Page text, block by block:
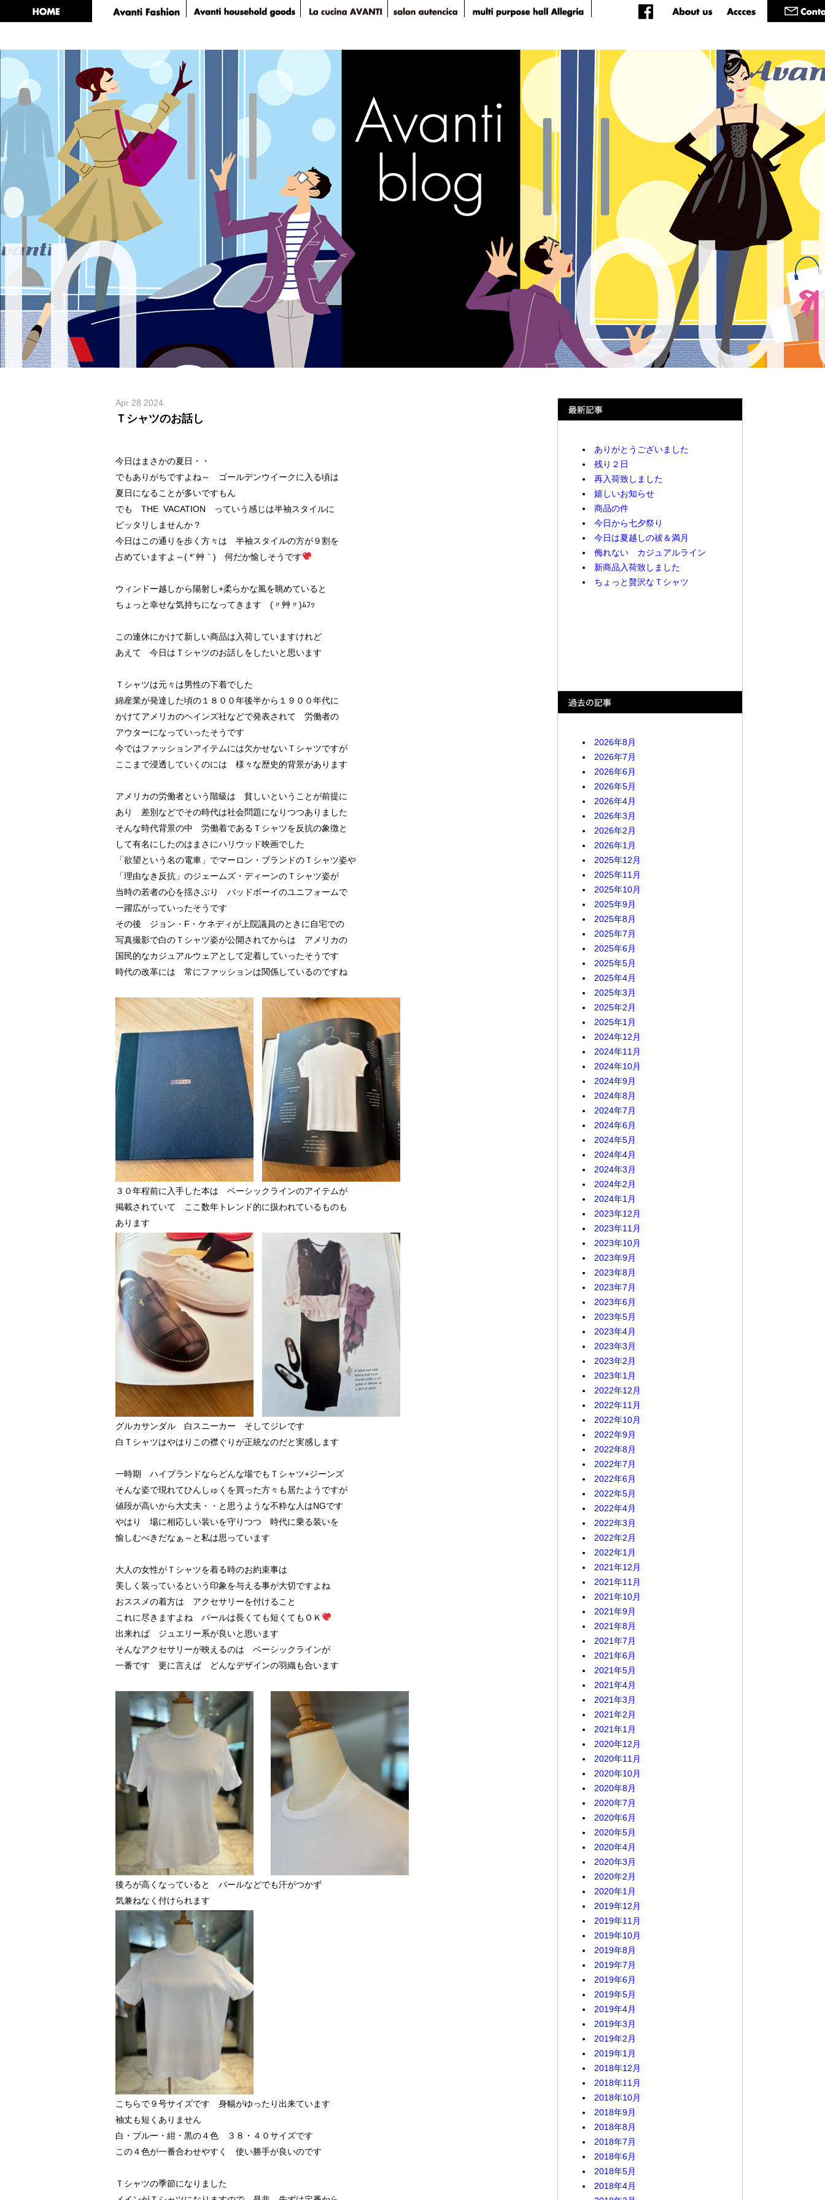
Apr 28 2024
Ｔシャツのお話し
今日はまさかの夏日・・
でもありがちですよね～ ゴールデンウイークに入る頃は
夏日になることが多いですもん
でも THE VACATION っていう感じは半袖スタイルに
ピッタリしませんか？
今日はこの通りを歩く方々は 半袖スタイルの方が９割を
占めていますよ～( *´艸｀) 何だか愉しそうです
ウィンドー越しから陽射し+柔らかな風を眺めていると
ちょっと幸せな気持ちになってきます (〃艸〃)ﾑﾌｯ
この連休にかけて新しい商品は入荷していますけれど
あえて 今日はＴシャツのお話しをしたいと思います
Ｔシャツは元々は男性の下着でした
綿産業が発達した頃の１８００年後半から１９００年代に
かけてアメリカのヘインズ社などで発表されて 労働者の
アウターになっていったそうです
今ではファッションアイテムには欠かせないＴシャツですが
ここまで浸透していくのには 様々な歴史的背景があります
アメリカの労働者という階級は 貧しいということが前提に
あり 差別などでその時代は社会問題になりつつありました
そんな時代背景の中 労働着であるＴシャツを反抗の象徴と
して有名にしたのはまさにハリウッド映画でした
「欲望という名の電車」でマーロン・ブランドのＴシャツ姿や
「理由なき反抗」のジェームズ・ディーンのＴシャツ姿が
当時の若者の心を揺さぶり バッドボーイのユニフォームで
一躍広がっていったそうです
その後 ジョン・F・ケネディが上院議員のときに自宅での
写真撮影で白のＴシャツ姿が公開されてからは アメリカの
国民的なカジュアルウェアとして定着していったそうです
時代の改革には 常にファッションは関係しているのですね
３０年程前に入手した本は ベーシックラインのアイテムが
掲載されていて ここ数年トレンド的に扱われているものも
あります
グルカサンダル 白スニーカー そしてジレです
白Ｔシャツはやはりこの襟ぐりが正統なのだと実感します
一時期 ハイブランドならどんな場でもＴシャツ+ジーンズ
そんな姿で現れてひんしゅくを買った方々も居たようですが
値段が高いから大丈夫・・と思うような不粋な人はNGです
やはり 場に相応しい装いを守りつつ 時代に乗る装いを
愉しむべきだなぁ～と私は思っています
大人の女性がＴシャツを着る時のお約束事は
美しく装っているという印象を与える事が大切ですよね
おススメの着方は アクセサリーを付けること
これに尽きますよね パールは長くても短くてもＯＫ
出来れば ジュエリー系が良いと思います
そんなアクセサリーが映えるのは ベーシックラインが
一番です 更に言えば どんなデザインの羽織も合います
後ろが高くなっていると パールなどでも汗がつかず
気兼ねなく付けられます
こちらで９号サイズです 身幅がゆったり出来ています
袖丈も短くありません
白・ブルー・紺・黒の４色 ３８・４０サイズです
この４色が一番合わせやすく 使い勝手が良いのです
Ｔシャツの季節になりました
ありがとうございました
残り２日
再入荷致しました
嬉しいお知らせ
商品の件
今日から七夕祭り
今日は夏越しの祓＆満月
侮れない カジュアルライン
新商品入荷致しました
ちょっと贅沢なＴシャツ
2026年8月
2026年7月
2026年6月
2026年5月
2026年4月
2026年3月
2026年2月
2026年1月
2025年12月
2025年11月
2025年10月
2025年9月
2025年8月
2025年7月
2025年6月
2025年5月
2025年4月
2025年3月
2025年2月
2025年1月
2024年12月
2024年11月
2024年10月
2024年9月
2024年8月
2024年7月
2024年6月
2024年5月
2024年4月
2024年3月
2024年2月
2024年1月
2023年12月
2023年11月
2023年10月
2023年9月
2023年8月
2023年7月
2023年6月
2023年5月
2023年4月
2023年3月
2023年2月
2023年1月
2022年12月
2022年11月
2022年10月
2022年9月
2022年8月
2022年7月
2022年6月
2022年5月
2022年4月
2022年3月
2022年2月
2022年1月
2021年12月
2021年11月
2021年10月
2021年9月
2021年8月
2021年7月
2021年6月
2021年5月
2021年4月
2021年3月
2021年2月
2021年1月
2020年12月
2020年11月
2020年10月
2020年8月
2020年7月
2020年6月
2020年5月
2020年4月
2020年3月
2020年2月
2020年1月
2019年12月
2019年11月
2019年10月
2019年8月
2019年7月
2019年6月
2019年5月
2019年4月
2019年3月
2019年2月
2019年1月
2018年12月
2018年11月
2018年10月
2018年9月
2018年8月
2018年7月
2018年6月
2018年5月
2018年4月